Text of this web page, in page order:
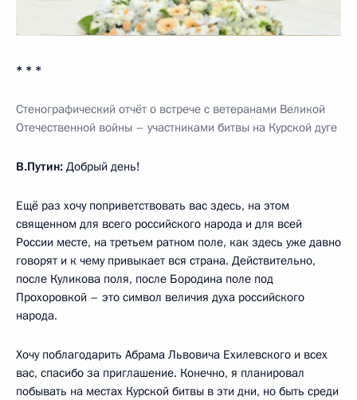
* * *
Стенографический отчёт о встрече с ветеранами Великой
Отечественной войны – участниками битвы на Курской дуге
В.Путин: Добрый день!
Ещё раз хочу поприветствовать вас здесь, на этом
священном для всего российского народа и для всей
России месте, на третьем ратном поле, как здесь уже давно
говорят и к чему привыкает вся страна. Действительно,
после Куликова поля, после Бородина поле под
Прохоровкой – это символ величия духа российского
народа.
Хочу поблагодарить Абрама Львовича Ехилевского и всех
вас, спасибо за приглашение. Конечно, я планировал
побывать на местах Курской битвы в эти дни, но быть среди